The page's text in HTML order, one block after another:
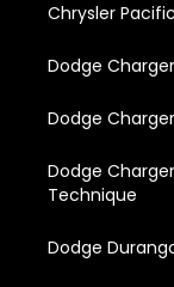
Chrysler
Dodge
Dodge
Dodge
Technique
Dodge